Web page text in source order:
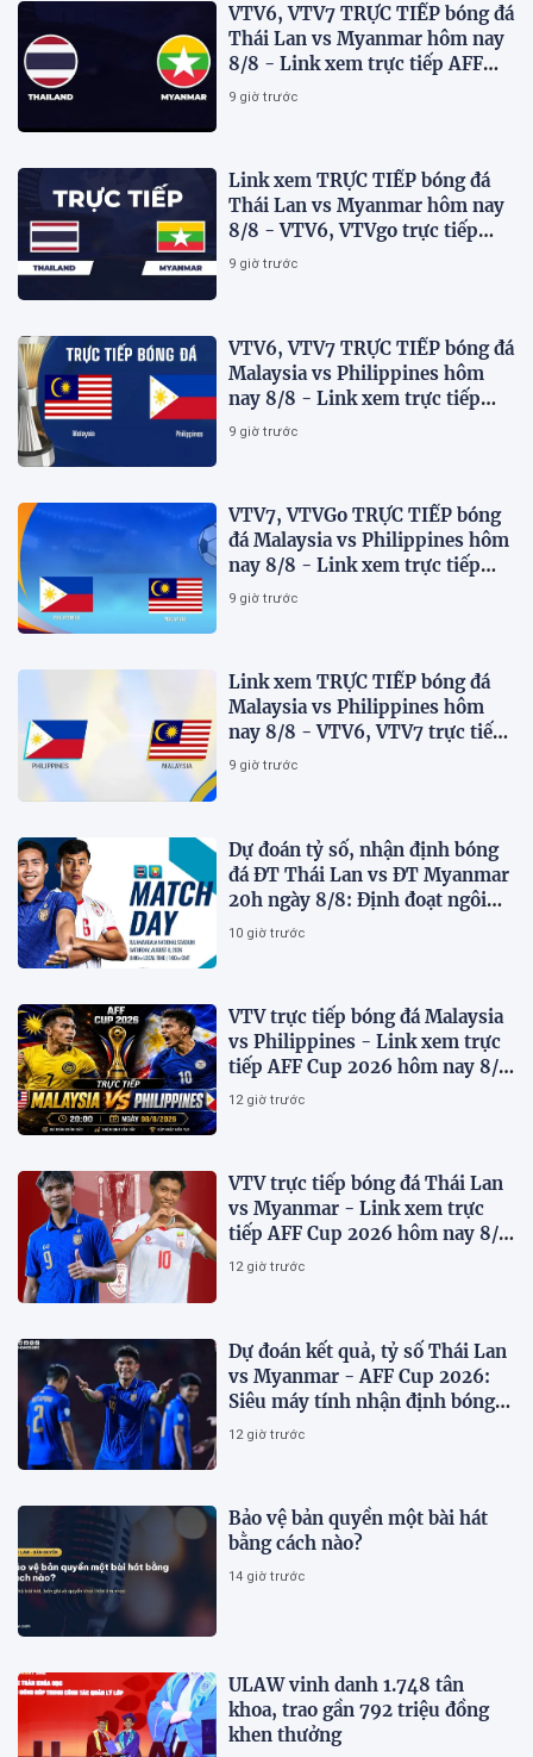
VTV6, VTV7 TRỰC TIẾP bóng đá
Thái Lan vs Myanmar hôm nay
8/8 - Link xem trực tiếp AFF
Cup 2026 mới nhất
9 giờ trước
Link xem TRỰC TIẾP bóng đá
Thái Lan vs Myanmar hôm nay
8/8 - VTV6, VTVgo trực tiếp
AFF Cup 2026
9 giờ trước
VTV6, VTV7 TRỰC TIẾP bóng đá
Malaysia vs Philippines hôm
nay 8/8 - Link xem trực tiếp
AFF Cup 2026 mới nhất
9 giờ trước
VTV7, VTVGo TRỰC TIẾP bóng
đá Malaysia vs Philippines hôm
nay 8/8 - Link xem trực tiếp
AFF Cup 2026 mới nhất
9 giờ trước
Link xem TRỰC TIẾP bóng đá
Malaysia vs Philippines hôm
nay 8/8 - VTV6, VTV7 trực tiếp
AFF Cup 2026
9 giờ trước
Dự đoán tỷ số, nhận định bóng
đá ĐT Thái Lan vs ĐT Myanmar
20h ngày 8/8: Định đoạt ngôi
đầu bảng
10 giờ trước
VTV trực tiếp bóng đá Malaysia
vs Philippines - Link xem trực
tiếp AFF Cup 2026 hôm nay 8/8
trên VTV7
12 giờ trước
VTV trực tiếp bóng đá Thái Lan
vs Myanmar - Link xem trực
tiếp AFF Cup 2026 hôm nay 8/8
trên VTV6
12 giờ trước
Dự đoán kết quả, tỷ số Thái Lan
vs Myanmar - AFF Cup 2026:
Siêu máy tính nhận định bóng
đá hôm nay 8/8
12 giờ trước
Bảo vệ bản quyền một bài hát
bằng cách nào?
14 giờ trước
ULAW vinh danh 1.748 tân
khoa, trao gần 792 triệu đồng
khen thưởng